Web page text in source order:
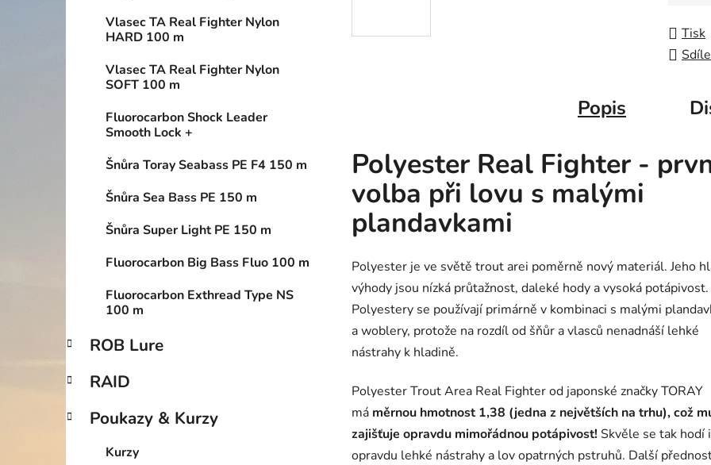
Vlasec TA Real Fighter Nylon
HARD 100 m
Vlasec TA Real Fighter Nylon
SOFT 100 m
Fluorocarbon Shock Leader
Smooth Lock +
Šnůra Toray Seabass PE F4 150 m
Šnůra Sea Bass PE 150 m
Šnůra Super Light PE 150 m
Fluorocarbon Big Bass Fluo 100 m
Fluorocarbon Exthread Type NS
100 m
ROB Lure
RAID
Poukazy & Kurzy
Kurzy
Tisk
Popis
Polyester Real Fighter -
volba při lovu s malými
plandavkami
Polyester je ve světě trout arei poměrně nový materiál. Jeho
výhody jsou nízká průtažnost, daleké hody a vysoká potápivost.
Polyestery se používají primárně v kombinaci s malými
a woblery, protože na rozdíl od šňůr a vlasců nenadnáší lehké
nástrahy k hladině.
Polyester Trout Area Real Fighter od japonské značky TORAY
má měrnou hmotnost 1,38 (jedna z největších na trhu), což
zajišťuje opravdu mimořádnou potápivost! Skvěle se tak hodí
opravdu lehké nástrahy a lov opatrných pstruhů. Další